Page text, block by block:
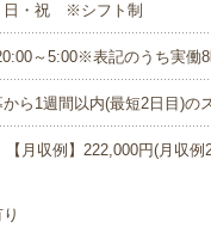
日・祝 ※シフト制
～5:00※表記のうち実働8
ら1週間以内(最短2日目)の
月収例】222,000円(月収例